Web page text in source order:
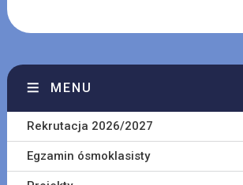
MENU
Rekrutacja 2026/2027
Egzamin ósmoklasisty